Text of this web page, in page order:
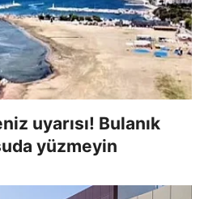
uyarısı! Bulanık
yüzmeyin